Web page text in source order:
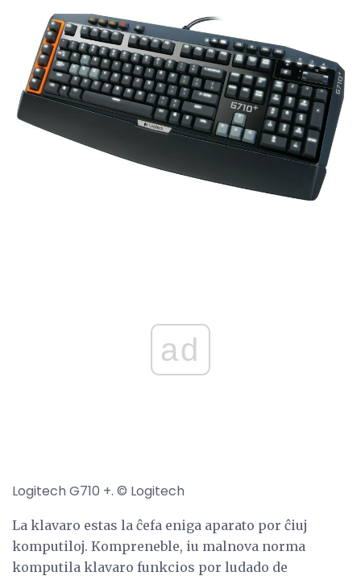
ad
Logitech G710 +. © Logitech
La klavaro estas la ĉefa eniga aparato por ĉiuj
komputiloj. Kompreneble, iu malnova norma
komputila klavaro funkcios por ludado de